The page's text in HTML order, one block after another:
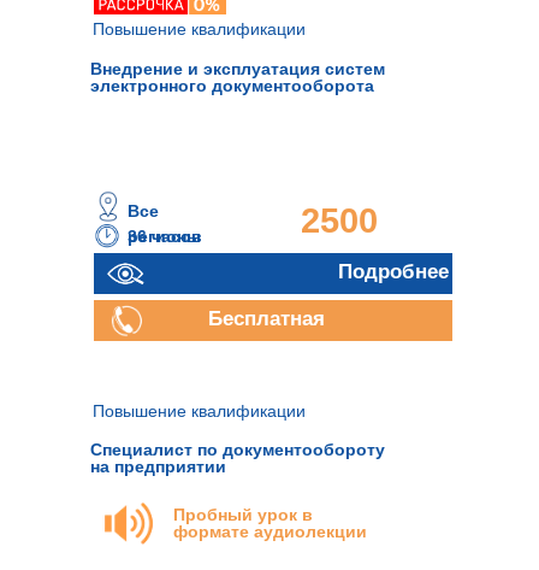
Повышение квалификации
Специалист по документообороту
на предприятии
Внедрение и эксплуатация систем
электронного документооборота
36 часов
2500
руб.
Все
регионы
Подробнее
Бесплатная
Повышение квалификации
Пробный урок в
формате аудиолекции